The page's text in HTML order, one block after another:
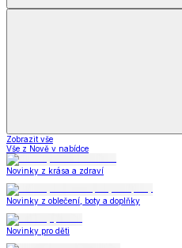
Zobrazit vše
Vše z Nově v nabídce
Novinky z krása a zdraví
Novinky z oblečení, boty a doplňky
Novinky pro děti